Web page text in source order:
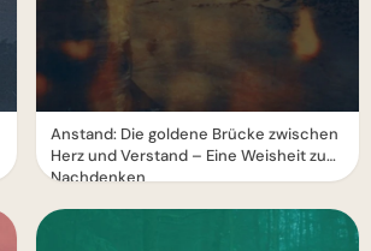
Anstand: Die goldene Brücke zwischen
Herz und Verstand – Eine Weisheit zum
Nachdenken